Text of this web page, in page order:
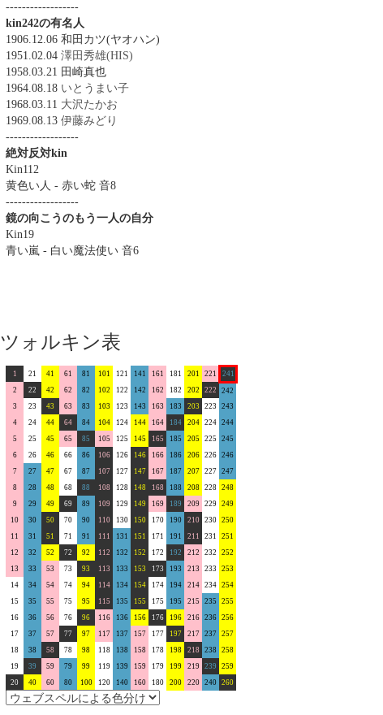
------------------
kin242の有名人
1906.12.06 和田カツ(ヤオハン)
1951.02.04 澤田秀雄(HIS)
1958.03.21 田崎真也
1964.08.18 いとうまい子
1968.03.11 大沢たかお
1969.08.13 伊藤みどり
------------------
絶対反対kin
Kin112
黄色い人 - 赤い蛇 音8
------------------
鏡の向こうのもう一人の自分
Kin19
青い嵐 - 白い魔法使い 音6
ツォルキン表
1 21 41 61 81 101 121 141 161 181 201 221
241
2
22 42 62 82 102 122 142 162 182 202 222
242
3
23 43 63 83 103 123 143 163 183 203 223
243
4
24 44 64 84 104 124 144 164 184 204 224 244
5
25 45 65 85 105 125 145 165 185 205 225
245
6
26 46 66 86 106 126 146 166 186 206 226 246
7
27 47 67 87 107 127 147 167 187 207 227 247
8
28 48 68 88 108 128 148 168 188 208 228
248
9
29 49 69 89 109 129 149 169 189 209 229 249
10
30 50 70 90 110 130 150 170 190 210 230 250
11
31 51 71 91 111 131 151 171 191 211 231
251
12
32 52 72 92 112 132 152 172 192 212 232
252
13
33 53 73 93 113 133 153 173 193 213 233
253
14
34 54 74 94 114 134 154 174 194 214 234 254
15
35 55 75 95 115 135 155 175 195 215 235
255
16
36 56 76 96 116 136 156 176 196 216 236 256
17
37 57 77 97 117 137 157 177 197 217 237 257
18
38 58 78 98 118 138 158 178 198 218 238
258
19
39 59 79 99 119 139 159 179 199 219 239
259
20
40 60 80 100 120 140 160 180 200 220 240 260